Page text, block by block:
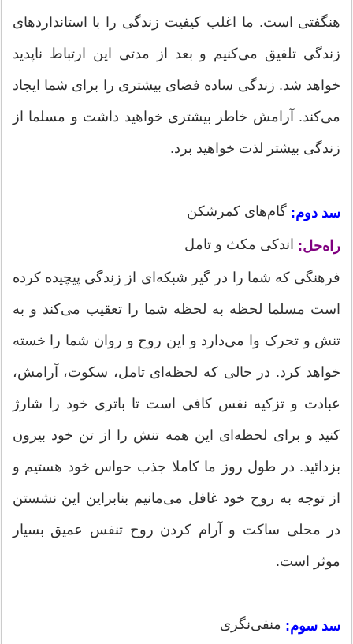
هنگفتی است. ما اغلب کیفیت زندگی را با استانداردهای
زندگی تلفیق می‌کنیم و بعد از مدتی این ارتباط ناپدید
خواهد شد. زندگی ساده فضای بیشتری را برای شما ایجاد
می‌کند. آرامش خاطر بیشتری خواهید داشت و مسلما از
زندگی بیشتر لذت خواهید برد.
سد دوم: گام‌های کمرشکن
راه‌حل: اندکی مکث و تامل
فرهنگی که شما را در گیر شبکه‌ای از زندگی پیچیده کرده
است مسلما لحظه به لحظه شما را تعقیب می‌کند و به
تنش و تحرک وا می‌دارد و این روح و روان شما را خسته
خواهد کرد. در حالی که لحظه‌ای تامل، سکوت، آرامش،
عبادت و تزکیه نفس کافی است تا باتری خود را شارژ
کنید و برای لحظه‌ای این همه تنش را از تن خود بیرون
بزدائید. در طول روز ما کاملا جذب حواس خود هستیم و
از توجه به روح خود غافل می‌مانیم بنابراین این نشستن
در محلی ساکت و آرام کردن روح تنفس عمیق بسیار
موثر است.
سد سوم: منفی‌نگری